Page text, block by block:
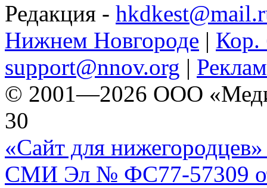
Редакция -
Нижнем Новгороде | Кор.
support@nnov.org |
© 2001—2026 ООО
30
«Сайт для нижегородцев»
СМИ Эл № ФС77-57309